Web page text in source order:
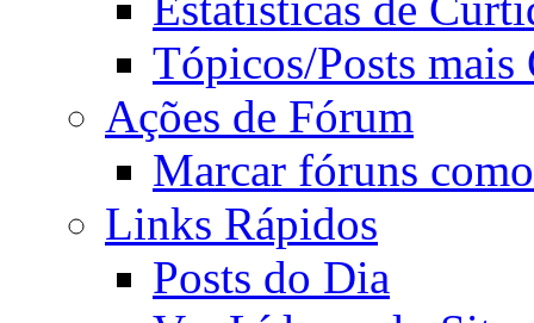
Tópicos/Posts mais
Ações de Fórum
Marcar fóruns
Links Rápidos
Posts do Dia